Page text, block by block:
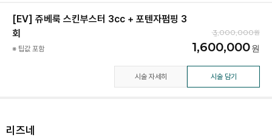
[EV] 쥬베룩 스킨부스터 3cc + 포텐자펌핑 3
회
※ 팁값 포함
3,000,000
1,600,000
시술 자세히 시술 담기
리즈네